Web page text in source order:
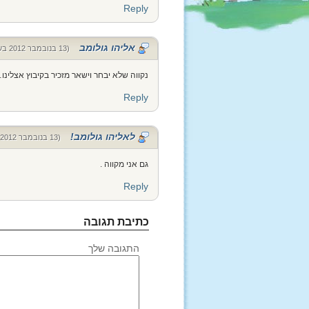
Reply
אליהו גולומב (13 בנובמבר 2012 בשעה 15:55)
נקווה שלא יבחר וישאר מזכיר בקיבוץ
Reply
לאליהו גולומב! (13 בנובמבר 2012 בשעה 20:32)
גם אני מקווה .
Reply
כתיבת תגובה
התגובה שלך